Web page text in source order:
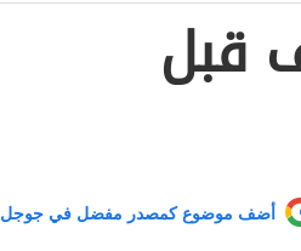
قبل
أضف موضوع كمصدر مفضل في جوجل